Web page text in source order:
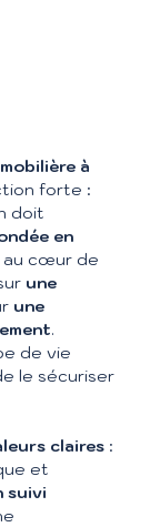
à
forte :
doit
en
au cœur de
une
une
.
de vie
le sécuriser
claires :
et
suivi